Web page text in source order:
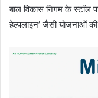
बाल विकास निगम के स्टॉल
हेल्पलाइन’ जैसी योजनाओं